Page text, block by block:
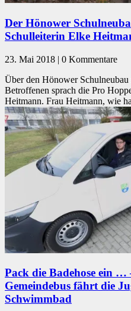
Der Hönower
Schulleiterin Elke
23. Mai 2018 | 0 Kommentare
Über den Hönower
Betroffenen sprach die Pro
Heitmann. Frau Heitmann, wie
Pack die Badehose ein …
Gemeindebus fährt die
Schwimmbad